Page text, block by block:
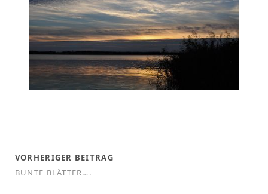
VORHERIGER BEITRAG
BUNTE BLÄTTER….